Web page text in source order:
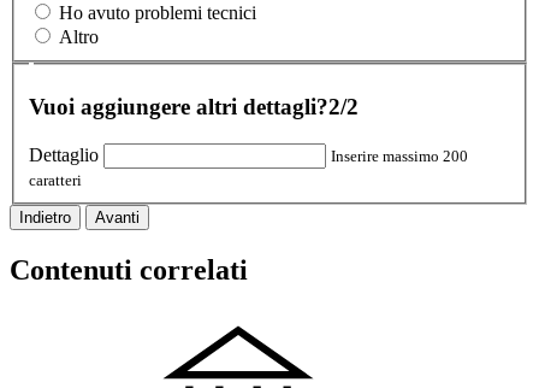
Ho avuto problemi tecnici
Altro
Vuoi aggiungere altri dettagli?2/2
Dettaglio
Inserire massimo 200
caratteri
Indietro Avanti
Contenuti correlati